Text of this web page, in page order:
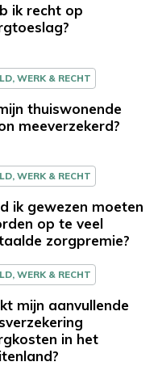
ik recht op
WERK & RECHT
thuiswonende
meeverzekerd?
WERK & RECHT
ik gewezen moeten
op te veel
zorgpremie?
WERK & RECHT
mijn aanvullende
in het